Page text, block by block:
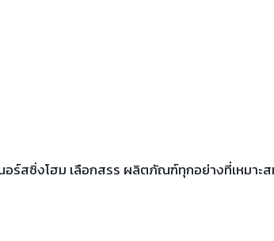
สซิ่งโฮม เลือกสรร ผลิตภัณฑ์ทุกอย่างที่เหมาะ